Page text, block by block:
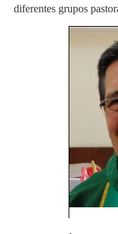
diferentes grupos